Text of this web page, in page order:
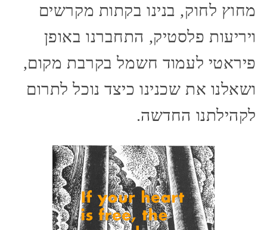
מחוץ לחוק, בנינו בקתות מקרשים
ויריעות פלסטיק, התחברנו באופן
פיראטי לעמוד חשמל בקרבת מקום,
ושאלנו את שכנינו כיצד נוכל לתרום
לקהילתנו החדשה.